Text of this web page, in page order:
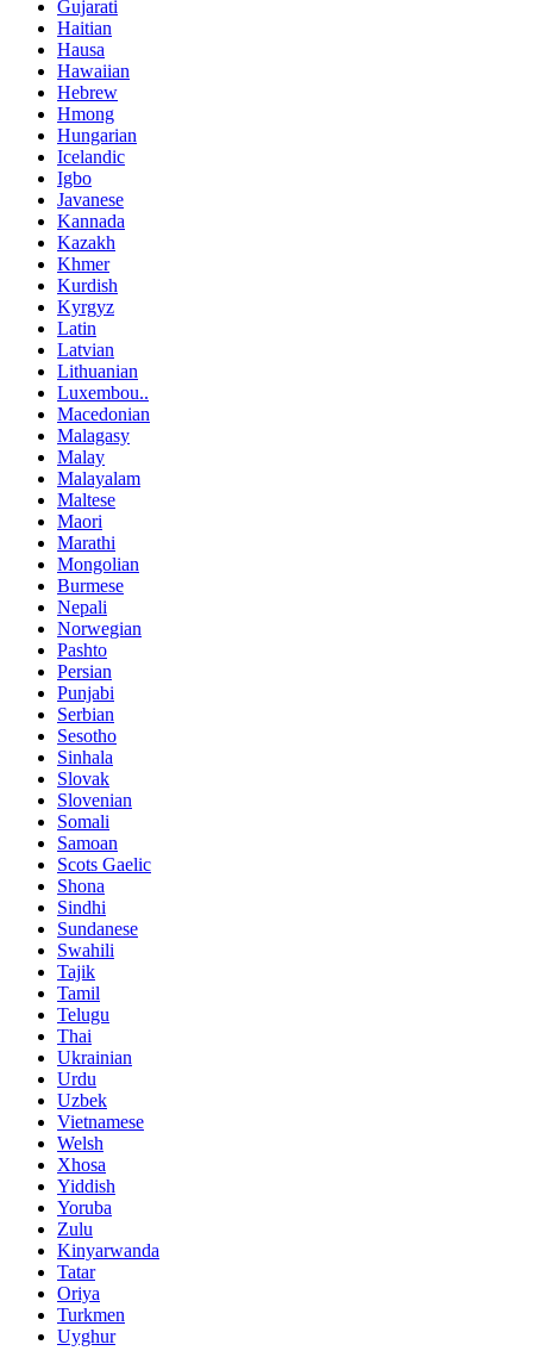
Gujarati
Haitian
Hausa
Hawaiian
Hebrew
Hmong
Hungarian
Icelandic
Igbo
Javanese
Kannada
Kazakh
Khmer
Kurdish
Kyrgyz
Latin
Latvian
Lithuanian
Luxembou..
Macedonian
Malagasy
Malay
Malayalam
Maltese
Maori
Marathi
Mongolian
Burmese
Nepali
Norwegian
Pashto
Persian
Punjabi
Serbian
Sesotho
Sinhala
Slovak
Slovenian
Somali
Samoan
Scots Gaelic
Shona
Sindhi
Sundanese
Swahili
Tajik
Tamil
Telugu
Thai
Ukrainian
Urdu
Uzbek
Vietnamese
Welsh
Xhosa
Yiddish
Yoruba
Zulu
Kinyarwanda
Tatar
Oriya
Turkmen
Uyghur